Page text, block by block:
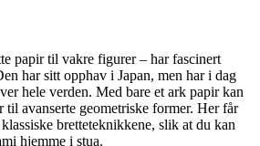
papir til vakre figurer – har fascinert
har sitt opphav i Japan, men har i dag
hele verden. Med bare et ark papir kan
til avanserte geometriske former. Her får
bretteteknikkene, slik at du kan
hjemme i stua.